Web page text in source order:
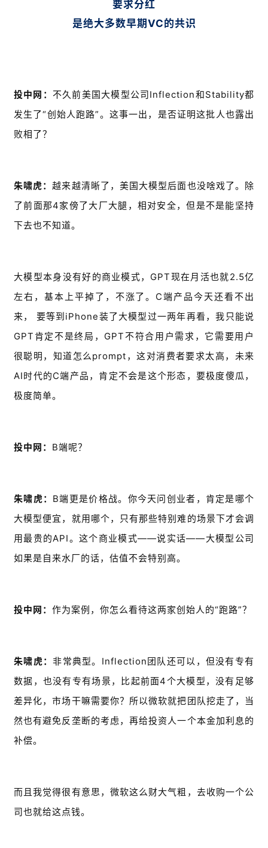
要求分红
是绝大多数早期VC的共识
投中网： 不久前美国大模型公司Inflection和Stability都
发生了“创始人跑路”。这事一出，是否证明这批人也露出
败相了？
朱啸虎：越来越清晰了，美国大模型后面也没啥戏了。除
了前面那4家傍了大厂大腿，相对安全，但是不是能坚持
下去也不知道。
大模型本身没有好的商业模式，GPT现在月活也就2.5亿
左右，基本上平掉了，不涨了。C端产品今天还看不出
来， 要等到iPhone装了大模型过一两年再看，我只能说
GPT肯定不是终局，GPT不符合用户需求，它需要用户
很聪明，知道怎么prompt，这对消费者要求太高，未来
AI时代的C端产品，肯定不会是这个形态，要极度傻瓜，
极度简单。
投中网： B端呢？
朱啸虎： B端更是价格战。你今天问创业者，肯定是哪个
大模型便宜，就用哪个，只有那些特别难的场景下才会调
用最贵的API。这个商业模式——说实话——大模型公司
如果是自来水厂的话，估值不会特别高。
投中网： 作为案例，你怎么看待这两家创始人的“跑路”？
朱啸虎：非常典型。Inflection团队还可以，但没有专有
数据，也没有专有场景，比起前面4个大模型，没有足够
差异化，市场干嘛需要你？所以微软就把团队挖走了，当
然也有避免反垄断的考虑，再给投资人一个本金加利息的
补偿。
而且我觉得很有意思，微软这么财大气粗，去收购一个公
司也就给这点钱。